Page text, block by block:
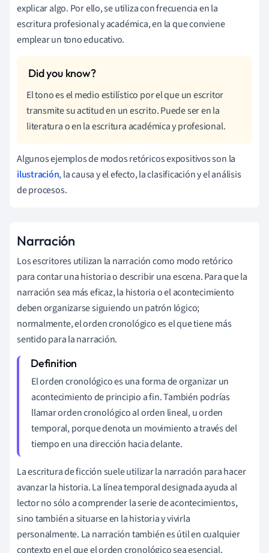
explicar algo. Por ello, se utiliza con frecuencia en la
escritura profesional y académica, en la que conviene
emplear un tono educativo.
El tono es el medio estilístico por el que un escritor
transmite su actitud en un escrito. Puede ser en la
literatura o en la escritura académica y profesional.
Algunos ejemplos de modos retóricos expositivos son la
ilustración, la causa y el efecto, la clasificación y el análisis
de procesos.
Narración
Los escritores utilizan la narración como modo retórico
para contar una historia o describir una escena. Para que la
narración sea más eficaz, la historia o el acontecimiento
deben organizarse siguiendo un patrón lógico;
normalmente, el orden cronológico es el que tiene más
sentido para la narración.
El orden cronológico es una forma de organizar un
acontecimiento de principio a fin. También podrías
llamar orden cronológico al orden lineal, u orden
temporal, porque denota un movimiento a través del
tiempo en una dirección hacia delante.
La escritura de ficción suele utilizar la narración para hacer
avanzar la historia. La línea temporal designada ayuda al
lector no sólo a comprender la serie de acontecimientos,
sino también a situarse en la historia y vivirla
personalmente. La narración también es útil en cualquier
contexto en el que el orden cronológico sea esencial.